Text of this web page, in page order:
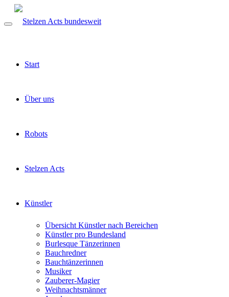
Start
Über uns
Robots
Stelzen Acts
Künstler
Übersicht Künstler nach Bereichen
Künstler pro Bundesland
Burlesque Tänzerinnen
Bauchredner
Bauchtänzerinnen
Musiker
Zauberer-Magier
Weihnachtsmänner